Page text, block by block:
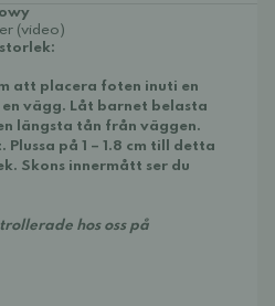
(video)
att placera foten inuti en
en vägg. Låt barnet belasta
längsta tån från väggen.
på 1 – 1.8 cm till detta
Skons innermått ser du
hos oss på